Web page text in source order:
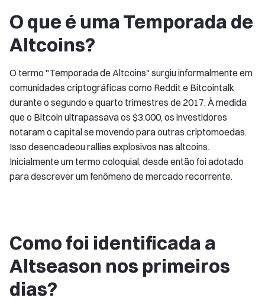
O que é uma Temporada de
Altcoins?
O termo "Temporada de Altcoins" surgiu informalmente em
comunidades criptográficas como Reddit e Bitcointalk
durante o segundo e quarto trimestres de 2017. À medida
que o Bitcoin ultrapassava os $3.000, os investidores
notaram o capital se movendo para outras criptomoedas.
Isso desencadeou rallies explosivos nas altcoins.
Inicialmente um termo coloquial, desde então foi adotado
para descrever um fenômeno de mercado recorrente.
Como foi identificada a
Altseason nos primeiros
dias?